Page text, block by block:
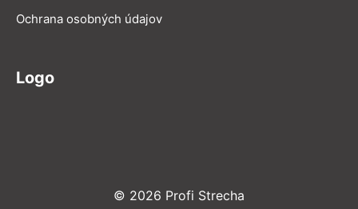
Ochrana osobných údajov
Logo
© 2026 Profi Strecha